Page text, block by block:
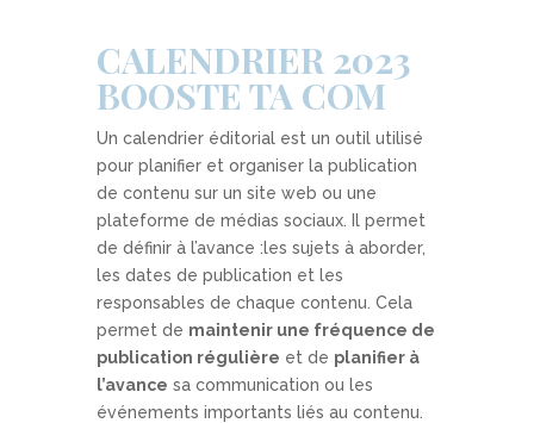
CALENDRIER 2023
BOOSTE TA COM
Un calendrier éditorial est un outil utilisé
pour planifier et organiser la publication
de contenu sur un site web ou une
plateforme de médias sociaux. Il permet
de définir à l’avance :les sujets à aborder,
les dates de publication et les
responsables de chaque contenu. Cela
permet de maintenir une fréquence de
publication régulière et de planifier à
l’avance sa communication ou les
événements importants liés au contenu.